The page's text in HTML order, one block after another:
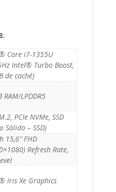
Core i7-1355U
Intel® Turbo Boost,
de caché)
RAM/LPDDR5
PCIe NVMe, SSD
Sólido – SSD)
15,6″ FHD
Refresh Rate,
Iris Xe Graphics